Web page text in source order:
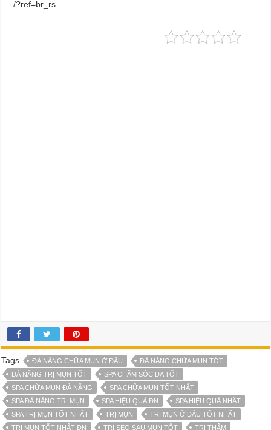
/?ref=br_rs
Tags ĐÀ NẴNG CHỮA MỤN Ở ĐÂU
ĐÀ NẴNG CHỮA MỤN TỐT
ĐÀ NẴNG TRỊ MỤN TỐT
SPA CHĂM SÓC DA TỐT
SPA CHỮA MỤN ĐÀ NẴNG
SPA CHỮA MỤN TỐT NHẤT
SPA ĐÀ NẴNG TRỊ MỤN
SPA HIỆU QUẢ ĐN
SPA HIỆU QUẢ NHẤT
SPA TRỊ MỤN TỐT NHẤT
TRỊ MỤN
TRỊ MỤN Ở ĐÂU TỐT NHẤT
TRỊ MỤN TỐT NHẤT ĐN
TRỊ SẸO SAU MỤN TỐT TRỊ THÂM